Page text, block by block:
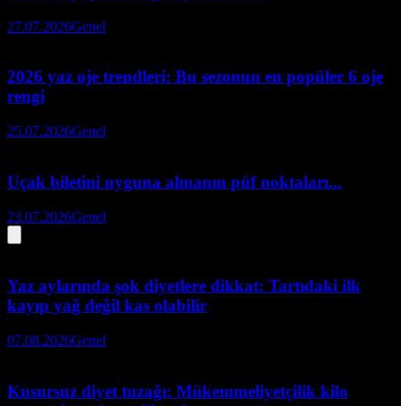
27.07.2026Genel
2026 yaz oje trendleri: Bu sezonun en popüler 6 oje
rengi
25.07.2026Genel
Uçak biletini uyguna almanın püf noktaları...
23.07.2026Genel
Yaz aylarında şok diyetlere dikkat: Tartıdaki ilk
kayıp yağ değil kas olabilir
07.08.2026Genel
Kusursuz diyet tuzağı: Mükemmeliyetçilik kilo